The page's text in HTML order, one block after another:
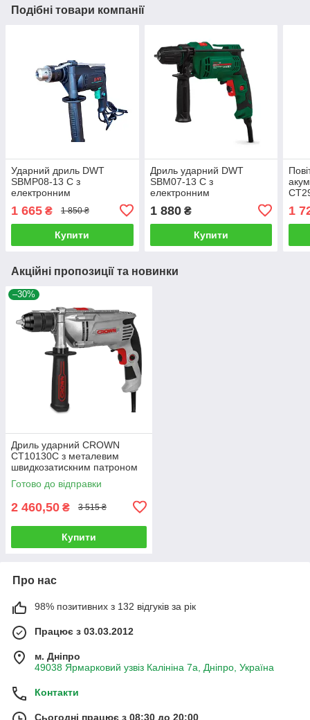
Подібні товари компанії
Ударний дриль DWT
SBMP08-13 C з
електронним
регулюванням швидкості
1 665 ₴ 1 850 ₴
Купити
Дриль ударний DWT
SBM07-13 C з
електронним
регулюванням швидкості
1 880₴
Купити
1
Акційні пропозиції та новинки
–30%
Дриль ударний CROWN
CT10130C з металевим
швидкозатискним патроном
Готово до відправки
2 460,50 ₴ 3 515 ₴
Купити
Про нас
98% позитивних з 132 відгуків за рік
Працює з 03.03.2012
м. Дніпро
49038 Ярмарковий узвіз Калініна 7а, Дніпро, Україна
Контакти
Сьогодні працює з 08:30 до 20:00